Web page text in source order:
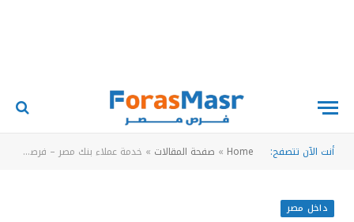
أنت الآن تتصفح: Home
» صفحة المقالات » خدمة عملاء بنك مصر – فرصة ذهبية للشباب حديثي التخرج للعمل في القطاع المصرفي
داخل مصر